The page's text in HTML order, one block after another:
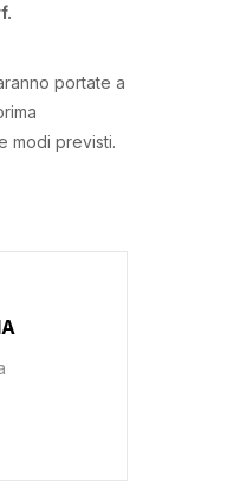
portate a
modi previsti.